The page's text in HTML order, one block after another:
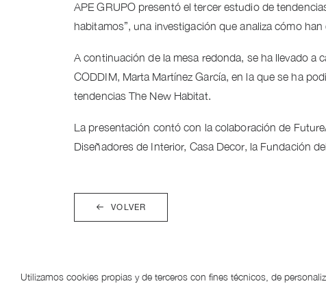
Utilizamos cookies propias y de terceros con fines técnicos, de
APE GRUPO presentó el tercer estudio de
habitamos”, una investigación que analiza cómo
A continuación de la mesa redonda, se ha llevado a
CODDIM, Marta Martínez García, en la que se ha
tendencias The New Habitat.
La presentación contó con la colaboración de
Diseñadores de Interior, Casa Decor, la Fundación
VOLVER